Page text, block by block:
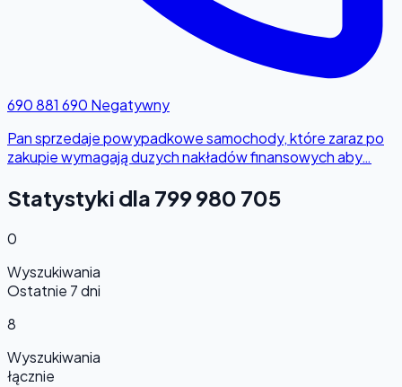
690 881 690 Negatywny
Pan sprzedaje powypadkowe samochody, które zaraz po
zakupie wymagają duzych nakładów finansowych aby…
Statystyki dla 799 980 705
0
Wyszukiwania
Ostatnie 7 dni
8
Wyszukiwania
łącznie